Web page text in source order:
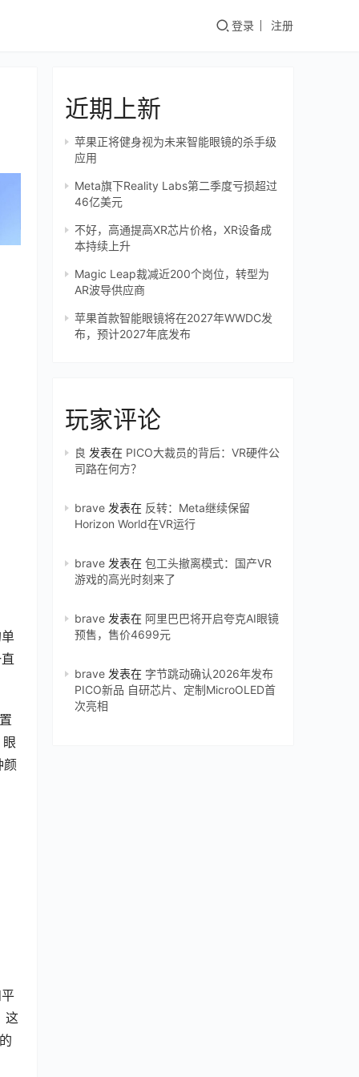
登录 注册
颜
这
近期上新
苹果正将健身视为未来智能眼镜的杀手级
应用
Meta旗下Reality Labs第二季度亏损超过
46亿美元
不好，高通提高XR芯片价格，XR设备成
本持续上升
Magic Leap裁减近200个岗位，转型为
AR波导供应商
苹果首款智能眼镜将在2027年WWDC发
布，预计2027年底发布
玩家评论
良 发表在 PICO大裁员的背后：VR硬件公
司路在何方？
brave 发表在 反转：Meta继续保留
Horizon World在VR运行
brave 发表在 包工头撤离模式：国产VR
游戏的高光时刻来了
brave 发表在 阿里巴巴将开启夸克AI眼镜
预售，售价4699元
brave 发表在 字节跳动确认2026年发布
PICO新品 自研芯片、定制MicroOLED首
次亮相